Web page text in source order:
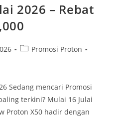
2026 – Rebat
Promosi Proton
Sedang mencari Promosi
terkini? Mulai 16 Julai
Proton X50 hadir dengan